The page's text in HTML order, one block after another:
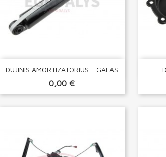
DUJINIS AMORTIZATORIUS - GALAS
0,00 €
Greita peržiūra